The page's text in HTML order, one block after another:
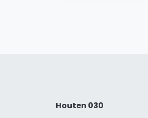
Houten 030